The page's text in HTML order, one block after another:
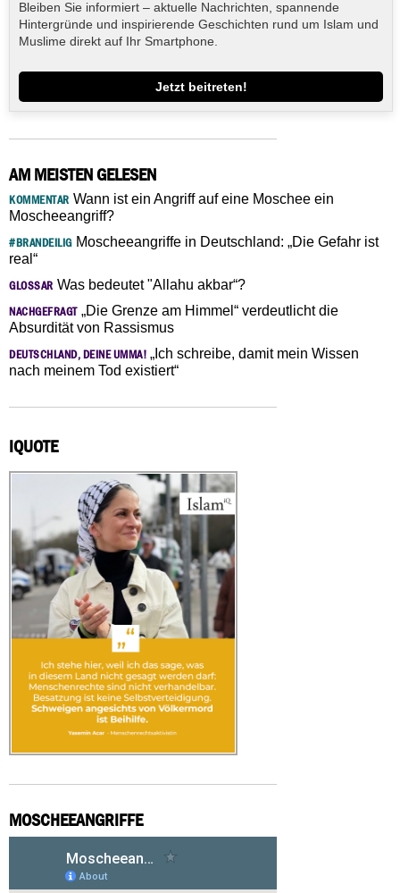
Bleiben Sie informiert – aktuelle Nachrichten, spannende
Hintergründe und inspirierende Geschichten rund um Islam und
Muslime direkt auf Ihr Smartphone.
Jetzt beitreten!
AM MEISTEN GELESEN
KOMMENTAR Wann ist ein Angriff auf eine Moschee ein
Moscheeangriff?
#BRANDEILIGMoscheeangriffe in Deutschland: „Die Gefahr ist
real“
GLOSSAR Was bedeutet "Allahu akbar“?
NACHGEFRAGT„Die Grenze am Himmel“ verdeutlicht die
Absurdität von Rassismus
DEUTSCHLAND, DEINE UMMA! „Ich schreibe, damit mein Wissen
nach meinem Tod existiert“
IQUOTE
MOSCHEEANGRIFFE